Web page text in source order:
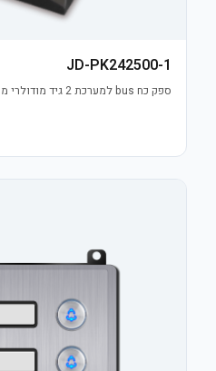
JD-PK242500-1
ספק כח bus למערכת 2 גיד מודולרי מותאם פס דינק